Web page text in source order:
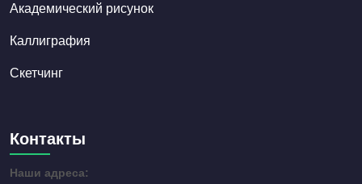
Академический рисунок
Каллиграфия
Скетчинг
Контакты
Наши адреса: